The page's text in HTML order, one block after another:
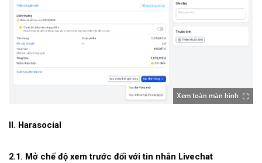
Xem toàn màn hình
II. Harasocial
2.1. Mở chế độ xem trước đối với tin nhắn Livechat